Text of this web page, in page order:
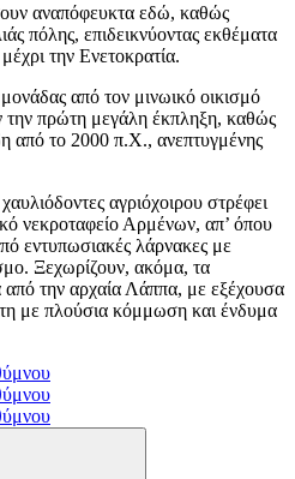
αναπόφευκτα εδώ, καθώς
πόλης, επιδεικνύοντας εκθέματα
την Ενετοκρατία.
από τον μινωικό οικισμό
πρώτη μεγάλη έκπληξη, καθώς
από το 2000 π.Χ., ανεπτυγμένης
αγριόχοιρου στρέφει
νεκροταφείο Αρμένων, απ’ όπου
εντυπωσιακές λάρνακες με
Ξεχωρίζουν, ακόμα, τα
την αρχαία Λάππα, με εξέχουσα
με πλούσια κόμμωση και ένδυμα